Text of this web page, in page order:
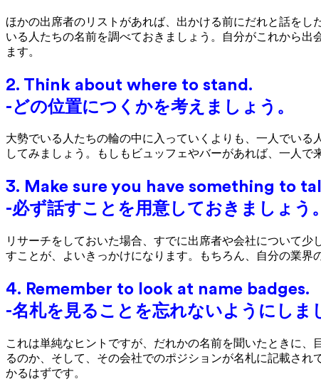
ほかの出席者のリストがあれば、出かける前にだれと話を
いる人たちの名前を調べておきましょう。自分がこれから
ます。
2. Think about where to stand.
-どの位置につくかを考えましょう。
大勢でいる人たちの輪の中に入っていくよりも、一人でい
してみましょう。もしもビュッフェやバーがあれば、一人で
3. Make sure you have something to
-必ず話すことを用意しておきましょう。
リサーチをしておいた場合、すでに出席者や会社について
すことが、よいきっかけになります。もちろん、自分の業界
4. Remember to look at name badges.
-名札を見ることを忘れないようにしま
これは単純なヒントですが、だれかの名前を聞いたときに
るのか、そして、その会社でのポジションが名札に記載さ
かるはずです。